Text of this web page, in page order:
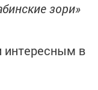
зори»
в